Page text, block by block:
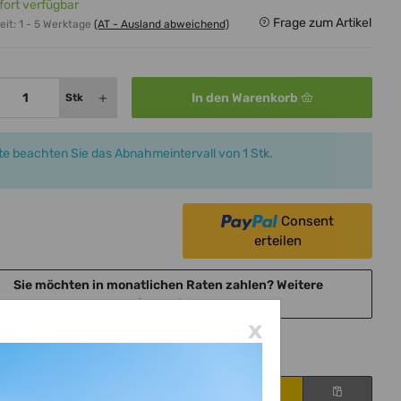
verfügbar
1 - 5 Werktage (AT - Ausland abweichend) Frage zum Artikel
Stk In den Warenkorb
beachten Sie das Abnahmeintervall von 1 Stk.
Consent
erteilen
Sie möchten in monatlichen Raten zahlen?Weitere
Informationen
x